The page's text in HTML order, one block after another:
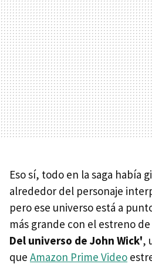
Eso sí, todo en la saga había
alrededor del personaje
pero ese universo está a
más grande con el estreno de
Del universo de John Wick',
que Amazon Prime Video